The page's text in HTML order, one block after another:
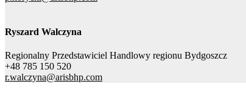
Ryszard Walczyna
Regionalny Przedstawiciel Handlowy regionu Bydgoszcz
+48 785 150 520
r.walczyna@arisbhp.com